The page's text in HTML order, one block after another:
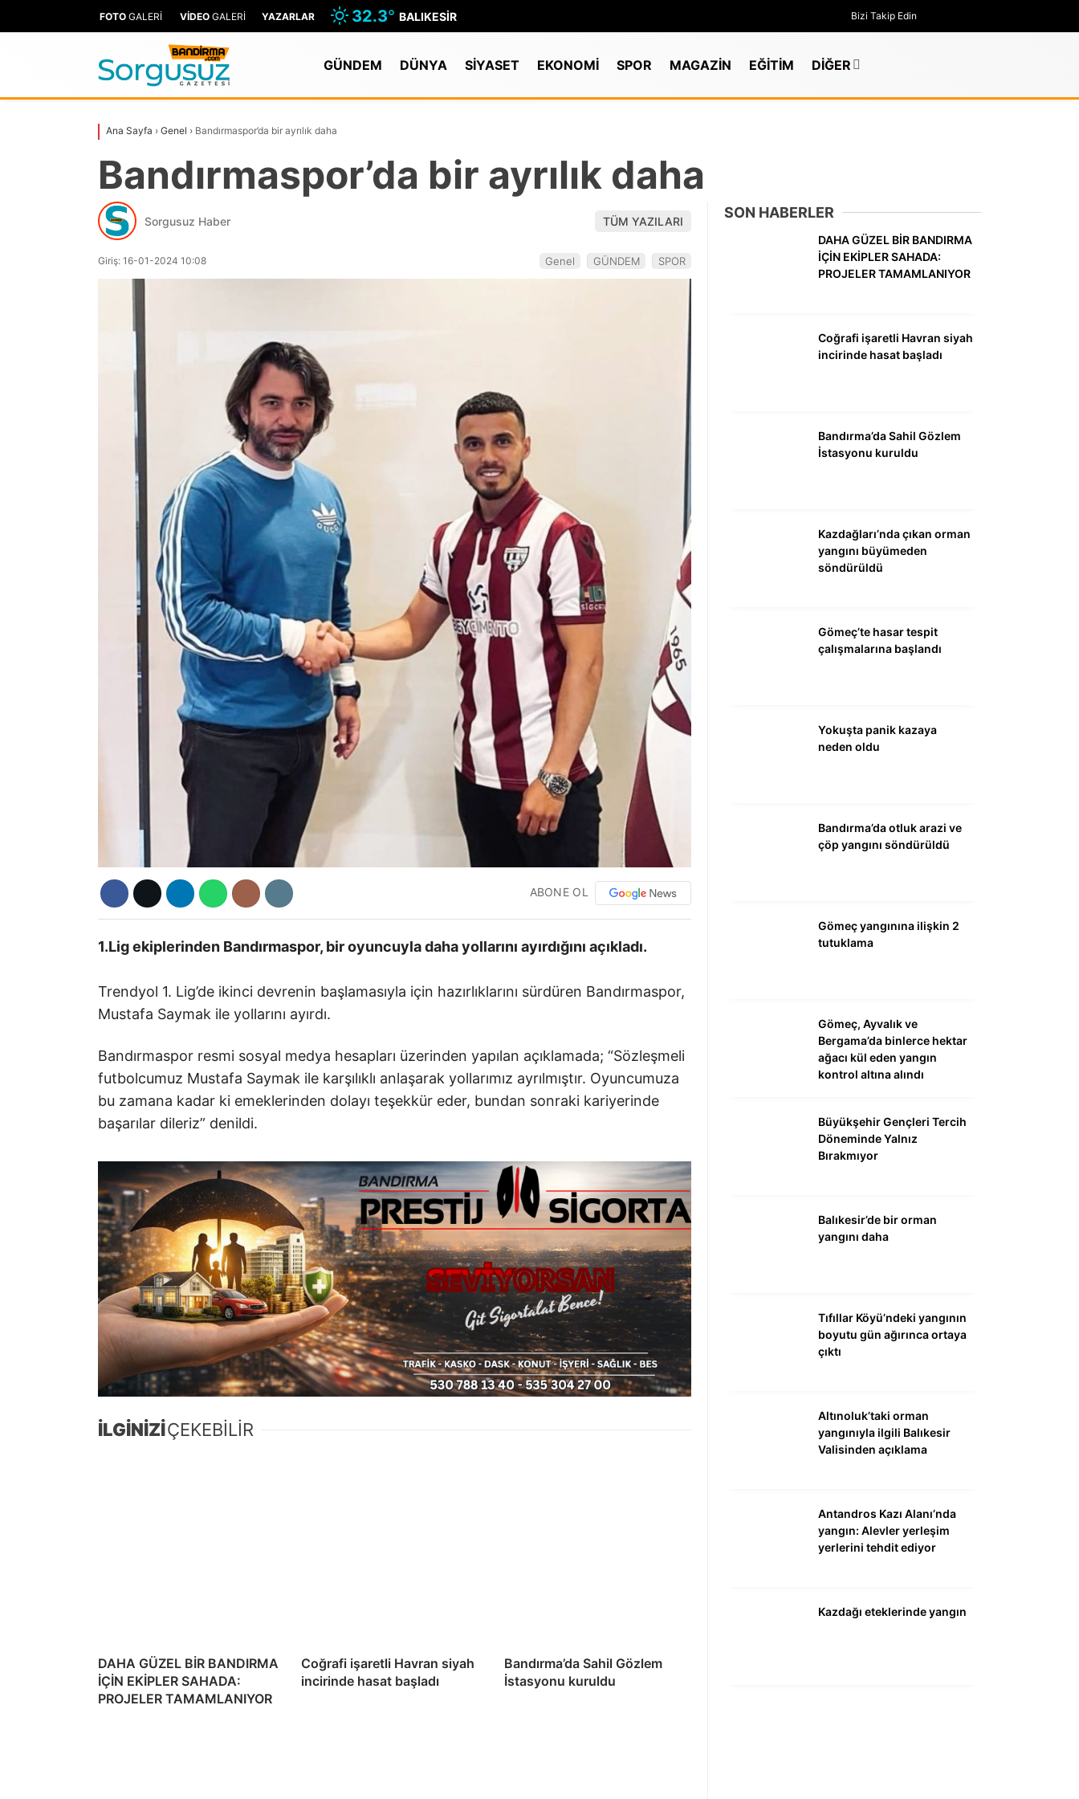
GÜNDEM
DÜNYA
EKONOMİ
SPOR
EĞİTİM
DİĞER
FOTO GALERİ VİDEO GALERİ YAZARLAR 32.3° BALIKESIR Bizi Takip Edin
GÜNDEM DÜNYA SİYASET EKONOMİ SPOR MAGAZİN EĞİTİM DİĞER
Ana Sayfa › Genel › Bandırmaspor’da bir ayrılık daha
Bandırmaspor’da bir ayrılık daha
Sorgusuz Haber TÜM YAZILARI
Giriş: 16-01-2024 10:08 Genel GÜNDEM SPOR
ABONE OL
1.Lig ekiplerinden Bandırmaspor, bir oyuncuyla daha yollarını ayırdığını açıkladı.
Trendyol 1. Lig’de ikinci devrenin başlamasıyla için hazırlıklarını sürdüren Bandırmaspor,
Mustafa Saymak ile yollarını ayırdı.
Bandırmaspor resmi sosyal medya hesapları üzerinden yapılan açıklamada; “Sözleşmeli
futbolcumuz Mustafa Saymak ile karşılıklı anlaşarak yollarımız ayrılmıştır. Oyuncumuza
bu zamana kadar ki emeklerinden dolayı teşekkür eder, bundan sonraki kariyerinde
başarılar dileriz” denildi.
İLGİNİZİÇEKEBİLİR
DAHA GÜZEL BİR BANDIRMA
İÇİN EKİPLER SAHADA:
PROJELER TAMAMLANIYOR
Coğrafi işaretli Havran siyah
incirinde hasat başladı
Bandırma’da Sahil Gözlem
İstasyonu kuruldu
SON HABERLER
DAHA GÜZEL BİR BANDIRMA
İÇİN EKİPLER SAHADA:
PROJELER TAMAMLANIYOR
Coğrafi işaretli Havran siyah
incirinde hasat başladı
Bandırma’da Sahil Gözlem
İstasyonu kuruldu
Kazdağları’nda çıkan orman
yangını büyümeden
söndürüldü
Gömeç’te hasar tespit
çalışmalarına başlandı
Yokuşta panik kazaya
neden oldu
Bandırma’da otluk arazi ve
çöp yangını söndürüldü
Gömeç yangınına ilişkin 2
tutuklama
Gömeç, Ayvalık ve
Bergama’da binlerce hektar
ağacı kül eden yangın
kontrol altına alındı
Büyükşehir Gençleri Tercih
Döneminde Yalnız
Bırakmıyor
Balıkesir’de bir orman
yangını daha
Tıfıllar Köyü’ndeki yangının
boyutu gün ağırınca ortaya
çıktı
Altınoluk’taki orman
yangınıyla ilgili Balıkesir
Valisinden açıklama
Antandros Kazı Alanı’nda
yangın: Alevler yerleşim
yerlerini tehdit ediyor
Kazdağı eteklerinde yangın